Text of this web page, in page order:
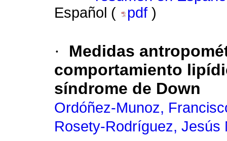
Español (
pdf )
·
Medidas
comportamiento
síndrome de Down
Ordóñez-Munoz,
Rosety-Rodríguez, Jesús